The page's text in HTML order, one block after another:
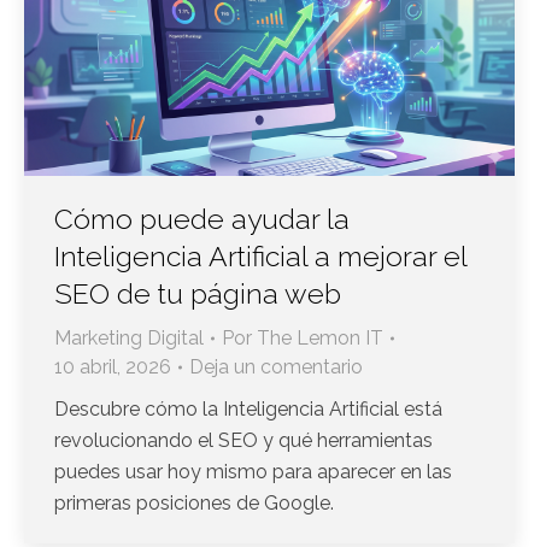
Cómo puede ayudar la
Inteligencia Artificial a mejorar el
SEO de tu página web
Marketing Digital Por The Lemon IT
10 abril, 2026
Deja un comentario
Descubre cómo la Inteligencia Artificial está
revolucionando el SEO y qué herramientas
puedes usar hoy mismo para aparecer en las
primeras posiciones de Google.